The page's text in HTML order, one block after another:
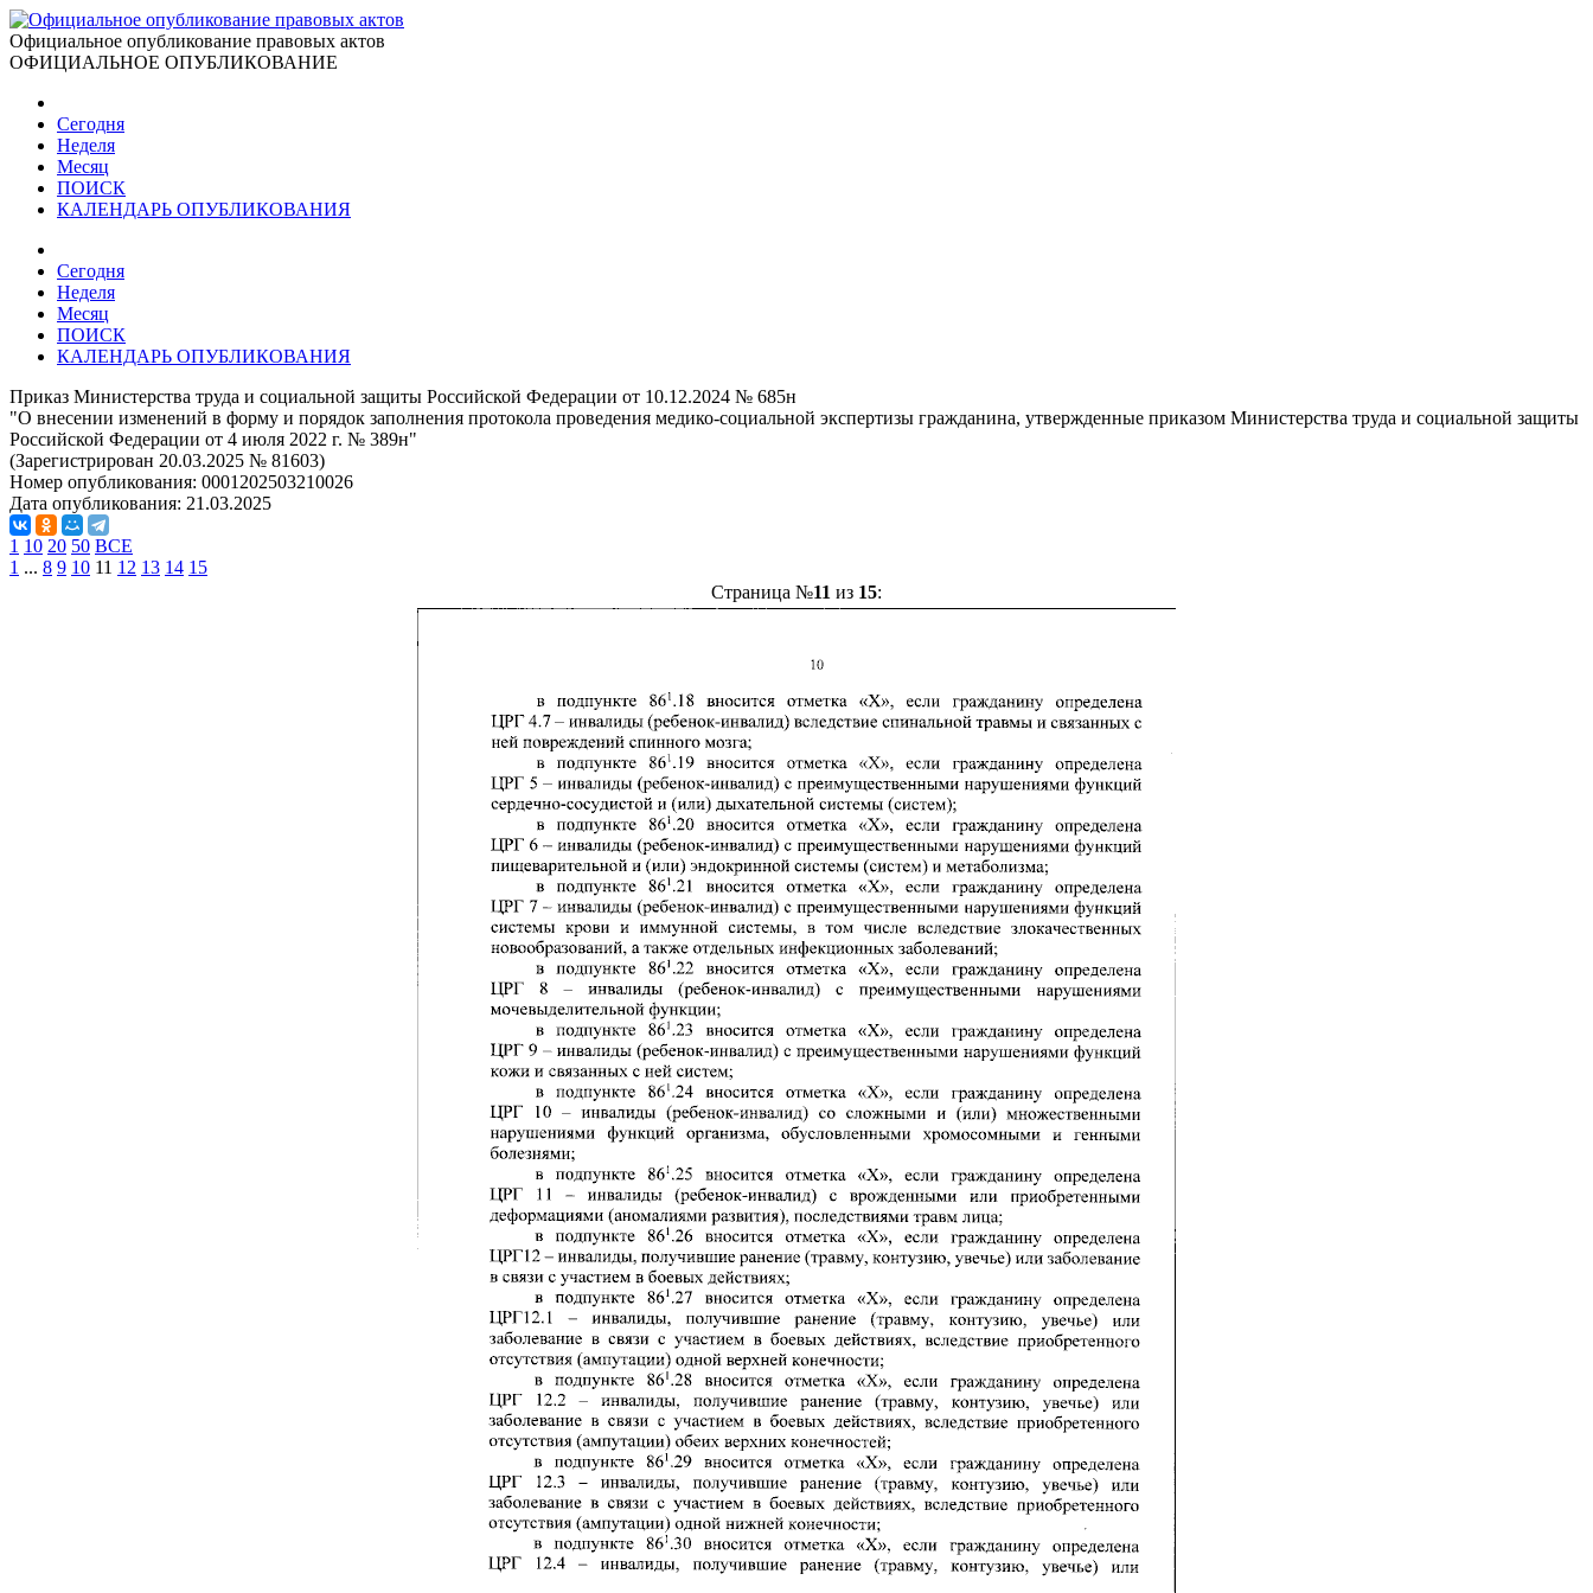
Официальное опубликование правовых актов
ОФИЦИАЛЬНОЕ ОПУБЛИКОВАНИЕ
Сегодня
Неделя
Месяц
ПОИСК
КАЛЕНДАРЬ ОПУБЛИКОВАНИЯ
Сегодня
Неделя
Месяц
ПОИСК
КАЛЕНДАРЬ ОПУБЛИКОВАНИЯ
Приказ Министерства труда и социальной защиты Российской Федерации от 10.12.2024 № 685н
"О внесении изменений в форму и порядок заполнения протокола проведения медико-социальной экспертизы гражданина, утвержденные приказом Министерства труда и социальной защиты
Российской Федерации от 4 июля 2022 г. № 389н"
(Зарегистрирован 20.03.2025 № 81603)
Номер опубликования: 0001202503210026
Дата опубликования: 21.03.2025
1 10 20 50 ВСЕ
1 ... 8 9 10 11 12 13 14 15
Страница №11 из 15: